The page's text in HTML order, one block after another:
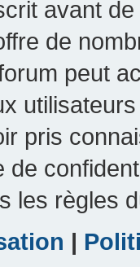
avant
de
peut
pris
de
les règles
|